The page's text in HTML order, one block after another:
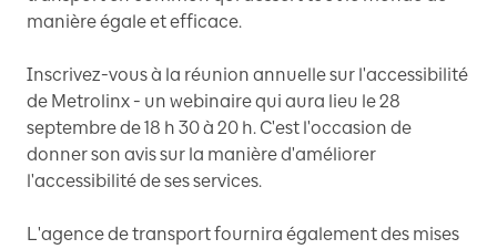
manière égale et efficace.
Inscrivez-vous à la réunion annuelle sur l'accessibilité
de Metrolinx - un webinaire qui aura lieu le 28
septembre de 18 h 30 à 20 h. C'est l'occasion de
donner son avis sur la manière d'améliorer
l'accessibilité de ses services.
L'agence de transport fournira également des mises